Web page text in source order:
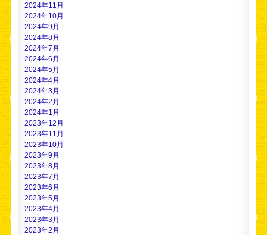
2024年11月
2024年10月
2024年9月
2024年8月
2024年7月
2024年6月
2024年5月
2024年4月
2024年3月
2024年2月
2024年1月
2023年12月
2023年11月
2023年10月
2023年9月
2023年8月
2023年7月
2023年6月
2023年5月
2023年4月
2023年3月
2023年2月